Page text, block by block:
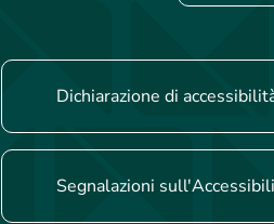
Dichiarazione di
Segnalazioni